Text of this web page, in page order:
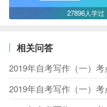
27896人学过
相关问答
2019年自考写作（一）
2019年自考写作（一）